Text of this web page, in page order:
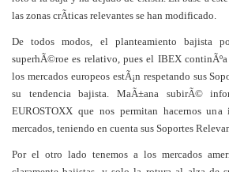
las zonas crÃ­ticas relevantes se han modificado.
De todos modos, el planteamiento bajista
superhÃ©roe es relativo, pues el IBEX
los mercados europeos estÃ¡n respetando sus
su tendencia bajista. MaÃ±ana subirÃ©
EUROSTOXX que nos permitan hacernos
mercados, teniendo en cuenta sus Soportes
Por el otro lado tenemos a los mercados